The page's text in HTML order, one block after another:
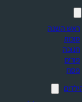
ראש השנה
סוכות
חנוכה
פורים
פסח